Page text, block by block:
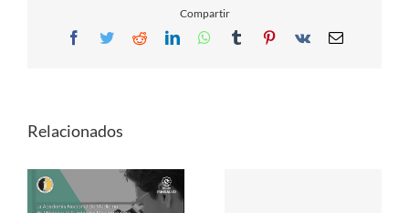
Compartir
Facebook
TwitterRedditLinkedInWhatsApp
TumblrPinterest
Vk Email
Relacionados